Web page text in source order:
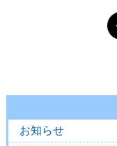
お知らせ